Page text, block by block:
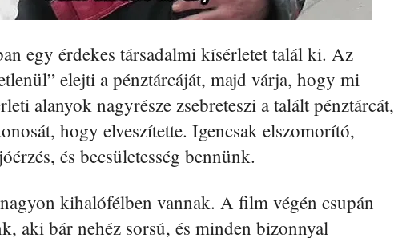
egy érdekes társadalmi kísérletet talál ki. Az
elejti a pénztárcáját, majd várja, hogy mi
alanyok nagyrésze zsebreteszi a talált pénztárcát,
hogy elveszítette. Igencsak elszomorító,
és becsületesség bennünk.
kihalófélben vannak. A film végén csupán
aki bár nehéz sorsú, és minden bizonnyal